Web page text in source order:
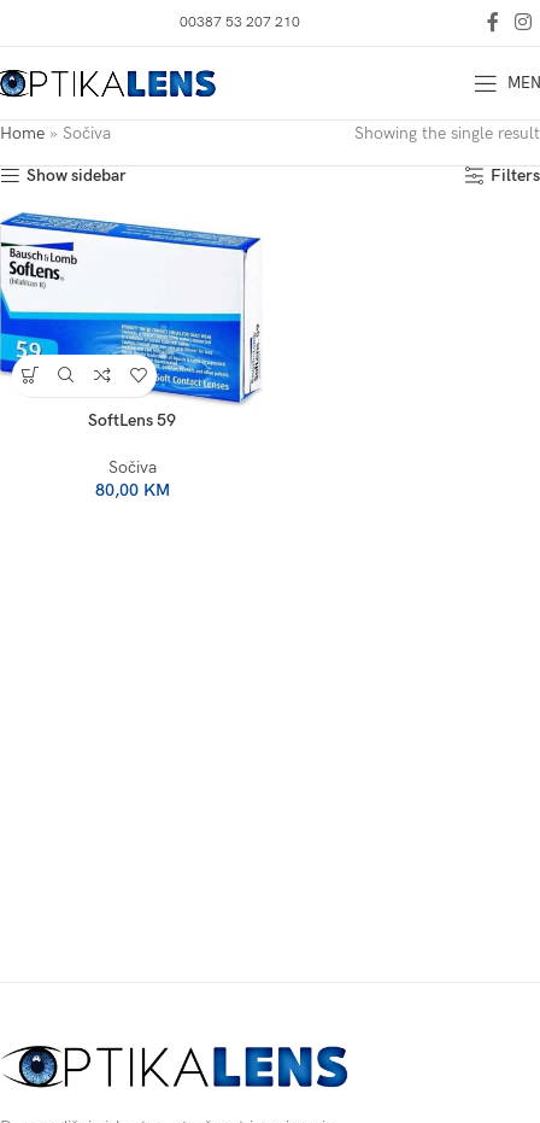
00387 53 207 210
Home » Sočiva Showing the single result
Show sidebar Filters
SoftLens 59
Sočiva
80,00 KM